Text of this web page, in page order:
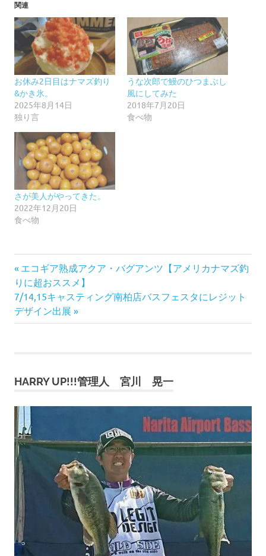
関連
お休み2日目はナマズ釣り
&かき氷。
2025年8月14日
独り言
うな次郎で鰻のひつまぶし
風にしてみた
2018年7月20日
食べ物
さが美人がやってきた。
2022年12月20日
食べ物
投
稿
ナ
シ
ョ
ン
前
の
記
事:
エコギア熟成アクア・バグアンツ【アメリカナマズ釣
りに超おススメ】
次
の
記
7/14,15キャスティング南柏店バスフェスタにレジット
デザイン出展
HARRY UP!!!管理人 宮川 晃一